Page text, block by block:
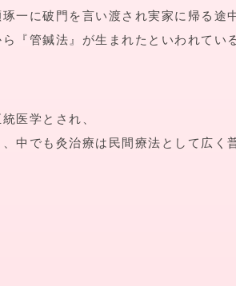
一に破門を言い渡され実家に帰る途
『管鍼法』が生まれたといわれてい
医学とされ、
中でも灸治療は民間療法として広く